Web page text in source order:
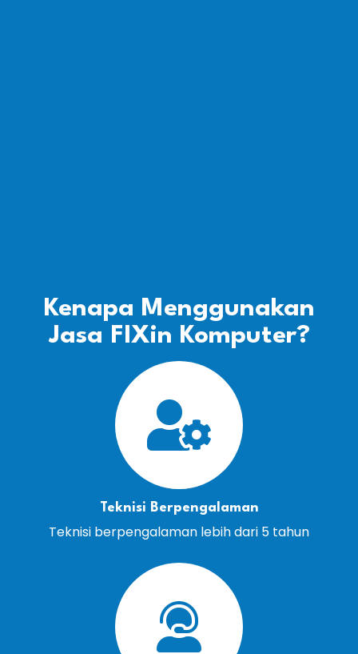
Kenapa Menggunakan
Jasa FIXin Komputer?
Teknisi Berpengalaman
Teknisi berpengalaman lebih dari 5 tahun